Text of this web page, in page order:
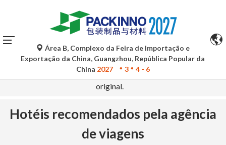
As traduções automáticas do Google Tradutor são apenas
para referência e podem conter imprecisões. Para
quaisquer dúvidas, consulte a versão original no idioma
original.
Área B, Complexo da Feira de Importação e
Exportação da China, Guangzhou, República Popular da
China 2027 3 4 - 6
Hotéis recomendados pela agência
de viagens